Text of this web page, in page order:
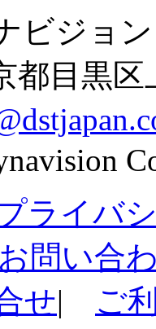
ビジョン
都目黒
ライバ
お問い合
せ| ご